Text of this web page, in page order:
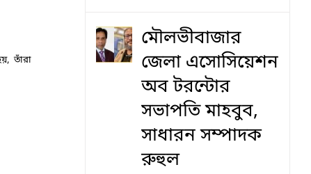
তাঁরা
মৌলভীবাজার
জেলা এসোসিয়েশন
অব টরন্টোর
সভাপতি মাহবুব,
সাধারন সম্পাদক
রুহুল